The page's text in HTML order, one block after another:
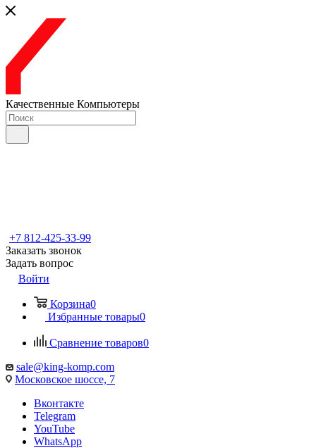
Качественные Компьютеры
+7 812-425-33-99
Заказать звонок
Задать вопрос
Войти
Корзина0
Избранные товары0
Сравнение товаров0
sale@king-komp.com
Московское шоссе, 7
Вконтакте
Telegram
YouTube
WhatsApp